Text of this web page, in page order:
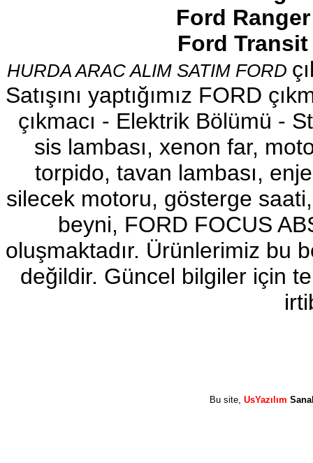
Ürün Kodu : 2017-2018 ford ranger sol
ayna
2017-2018 ford ranger sol
ayna
Ürün Kodu : 2017-2018 ford ranger abs
beyni
2017-2018 ford ranger abs
Ford
Ford Transit
HURDA ARAC ALIM SATIM FORD
Satışını yaptığımız FORD
çıkmacı - Elektrik Bölümü -
sis lambası, xenon far,
torpido, tavan lambası,
silecek motoru, gösterge
beyni, FORD FOCUS
oluşmaktadır. Ürünlerimiz bu
değildir. Güncel bilgiler için
Bu site, UsYazılım